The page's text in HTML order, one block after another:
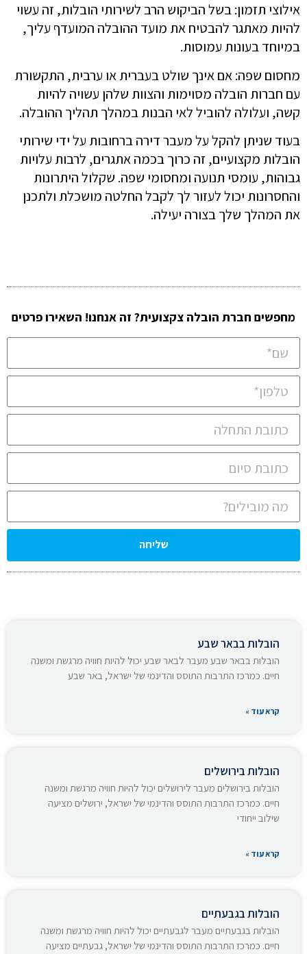
אילוצי תזמון: בשל הביקוש הרב לשירותי הובלות, זה עשוי
להיות מאתגר להבטיח את מועד ההובלה המועדף עליך,
במיוחד בעונות עמוסות.
מחסום שפה: אם אינך שולט בעברית או ערבית, התקשורת
עם חברות הובלה מסוימות והצוות שלהן עשויה להיות
קשה, ועלולה להוביל לאי הבנות במהלך תהליך ההובלה.
בעוד שניתן להקל על מעבר דירה ברחובות על ידי שירותי
הובלות מקצועיים, זה כרוך בכמה אתגרים, לרבות עלויות
גבוהות, עומסי תנועה ומחסומי שפה. שקלול היתרונות
והחסרונות יכול לעזור לך לקבל החלטה מושכלת ולתכנן
את המהלך שלך בצורה יעילה.
מחפשים חברת הובלה צקצועית? זה אנחנו! השאירו פרטים
שליחה
הובלות בבאר שבע
הובלות בבאר שבע מעבר לבאר שבע יכול להיות חוויה מרגשת ומשנה
חיים. כמרכז התרבות התוסס והדינמי של ישראל, באר שבע
קרא עוד »
הובלות בירושלים
הובלות בירושלים מעבר לירושלים יכול להיות חוויה מרגשת ומשנה
חיים. כמרכז התרבות התוסס והדינמי של ישראל, ירושלים מציעה
שילוב ייחודי
קרא עוד »
הובלות בגבעתיים
הובלות בגבעתיים מעבר לגבעתיים יכול להיות חוויה מרגשת ומשנה
חיים. כמרכז התרבות התוסס והדינמי של ישראל, גבעתיים מציעה